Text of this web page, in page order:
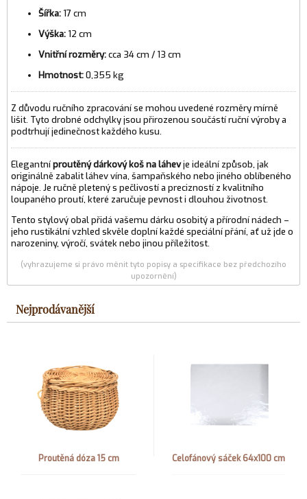
Šířka: 17 cm
Výška: 12 cm
Vnitřní rozměry:cca 34 cm / 13 cm
Hmotnost:0,355 kg
Z důvodu ručního zpracování se mohou uvedené rozměry mírně
lišit. Tyto drobné odchylky jsou přirozenou součástí ruční výroby a
podtrhují jedinečnost každého kusu.
Elegantníproutěný dárkový koš na láhevje ideální způsob, jak
originálně zabalit láhev vína, šampaňského nebo jiného oblíbeného
nápoje. Je ručně pletený s pečlivostí a precizností z kvalitního
loupaného proutí, které zaručuje pevnost i dlouhou životnost.
Tento stylový obal přidá vašemu dárku osobitý a přírodní nádech –
jeho rustikální vzhled skvěle doplní každé speciální přání, ať už jde o
narozeniny, výročí, svátek nebo jinou příležitost.
(vyhrazujeme si právo měnit tyto popisy a specifikace bez předchozího
upozornění)
Nejprodávanější
Proutěná dóza 15 cm Celofánový sáček 64x100 cm